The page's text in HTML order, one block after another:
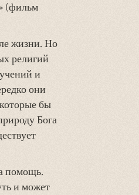
(фильм
жизни. Но
религий
и
они
бы
Бога
помощь.
и может